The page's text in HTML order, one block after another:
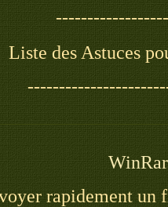
Liste des Astuces
rapidement un